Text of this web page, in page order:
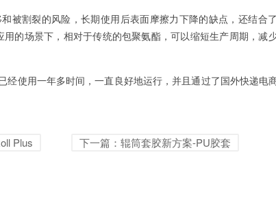
被割裂的风险，长期使用后表面摩擦力下降的缺点，还结合
的场景下，相对于传统的包聚氨酯，可以缩短生产周期，减
经使用一年多时间，一直良好地运行，并且通过了国外快递电
Plus 下一篇：辊筒套胶新方案-PU胶套